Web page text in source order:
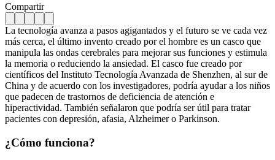
Compartir
La tecnología avanza a pasos agigantados y el futuro se ve cada vez
más cerca, el último invento creado por el hombre es un casco que
manipula las ondas cerebrales para mejorar sus funciones y estimula
la memoria o reduciendo la ansiedad. El casco fue creado por
científicos del Instituto Tecnología Avanzada de Shenzhen, al sur de
China y de acuerdo con los investigadores, podría ayudar a los niños
que padecen de trastornos de deficiencia de atención e
hiperactividad. También señalaron que podría ser útil para tratar
pacientes con depresión, afasia, Alzheimer o Parkinson.
¿Cómo funciona?